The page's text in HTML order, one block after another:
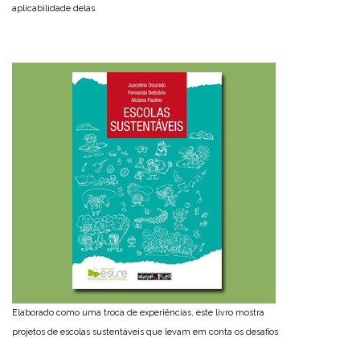
aplicabilidade delas.
Elaborado como uma troca de experiências, este livro mostra
projetos de escolas sustentáveis que levam em conta os desafios